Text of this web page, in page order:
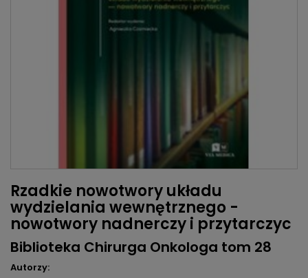
Rzadkie nowotwory układu
wydzielania wewnętrznego -
nowotwory nadnerczy i przytarczyc
Biblioteka Chirurga Onkologa tom 28
Autorzy: